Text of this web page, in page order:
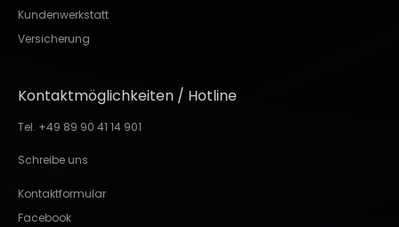
Kundenwerkstatt
Versicherung
Kontaktmöglichkeiten / Hotline
Tel. +49 89 90 41 14 901
Schreibe uns
Kontaktformular
Facebook